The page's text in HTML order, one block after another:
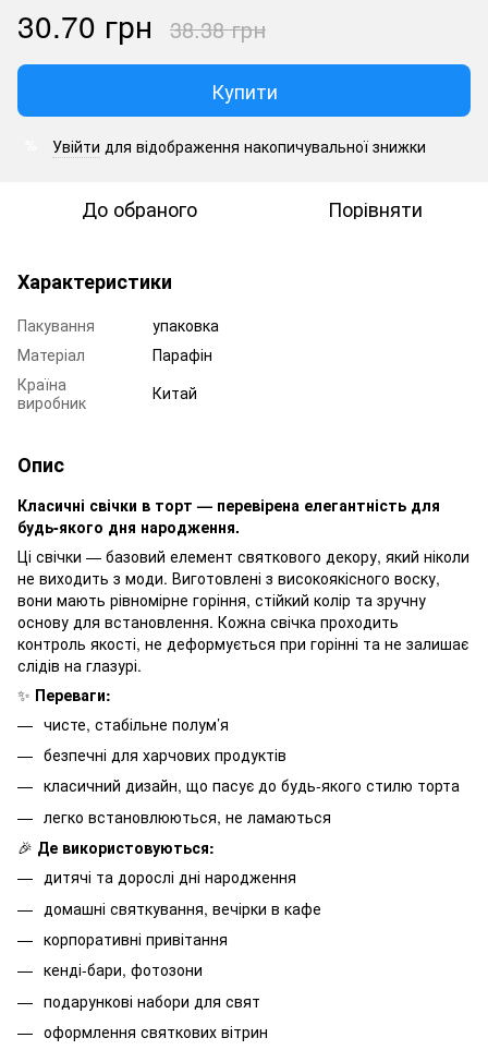
30.70 грн 38.38 грн
Купити
Увійти для відображення накопичувальної знижки
До обраного Порівняти
Характеристики
Пакування
упаковка
Матеріал
Парафін
Країна
виробник
Китай
Опис
Класичні свічки в торт — перевірена елегантність для
будь-якого дня народження.
Ці свічки — базовий елемент святкового декору, який ніколи
не виходить з моди. Виготовлені з високоякісного воску,
вони мають рівномірне горіння, стійкий колір та зручну
основу для встановлення. Кожна свічка проходить
контроль якості, не деформується при горінні та не залишає
слідів на глазурі.
✨ Переваги:
чисте, стабільне полум’я
безпечні для харчових продуктів
класичний дизайн, що пасує до будь-якого стилю торта
легко встановлюються, не ламаються
🎉 Де використовуються:
дитячі та дорослі дні народження
домашні святкування, вечірки в кафе
корпоративні привітання
кенді-бари, фотозони
подарункові набори для свят
оформлення святкових вітрин